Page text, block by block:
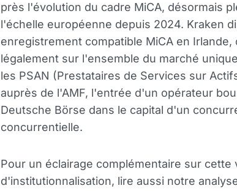
près l'évolution du cadre MiCA, désormais
l'échelle européenne depuis 2024. Kraken
enregistrement compatible MiCA en
légalement sur l'ensemble du marché
les PSAN (Prestataires de Services sur
auprès de l'AMF, l'entrée d'un opérateur
Deutsche Börse dans le capital d'un
concurrentielle.
Pour un éclairage complémentaire sur cette
d'institutionnalisation, lire aussi notre